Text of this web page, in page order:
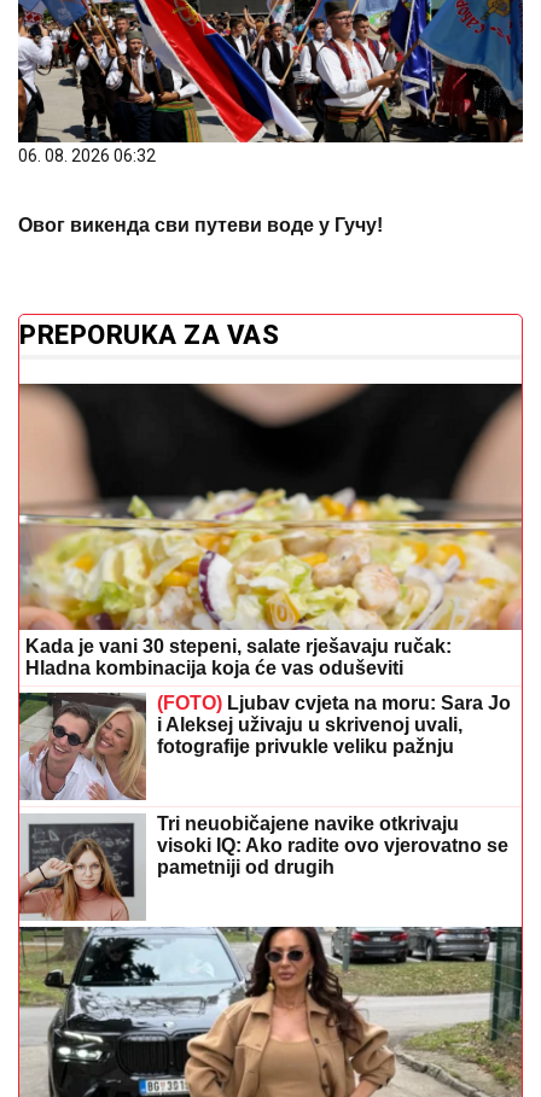
06. 08. 2026 06:32
Овог викенда сви путеви воде у Гучу!
PREPORUKA ZA VAS
Kada je vani 30 stepeni, salate rješavaju ručak:
Hladna kombinacija koja će vas oduševiti
(FOTO) Ljubav cvjeta na moru: Sara Jo
i Aleksej uživaju u skrivenoj uvali,
fotografije privukle veliku pažnju
Tri neuobičajene navike otkrivaju
visoki IQ: Ako radite ovo vjerovatno se
pametniji od drugih